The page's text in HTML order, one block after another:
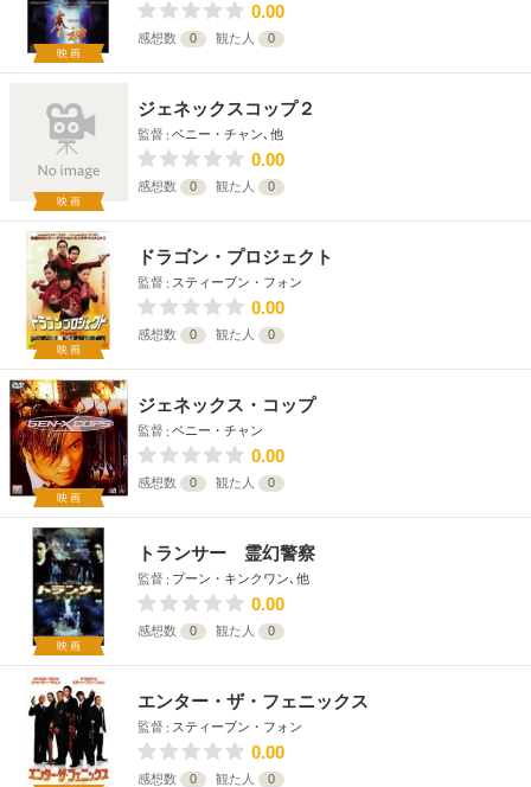
映画
0.00
感想数 0 観た人 0
映画
ジェネックスコップ２
監督 ベニー・チャン､他
0.00
感想数 0 観た人 0
映画
ドラゴン・プロジェクト
監督 スティーブン・フォン
0.00
感想数 0 観た人 0
映画
ジェネックス・コップ
監督 ベニー・チャン
0.00
感想数 0 観た人 0
映画
トランサー 霊幻警察
監督 プーン・キンクワン､他
0.00
感想数 0 観た人 0
エンター・ザ・フェニックス
監督 スティーブン・フォン
0.00
感想数 0 観た人 0